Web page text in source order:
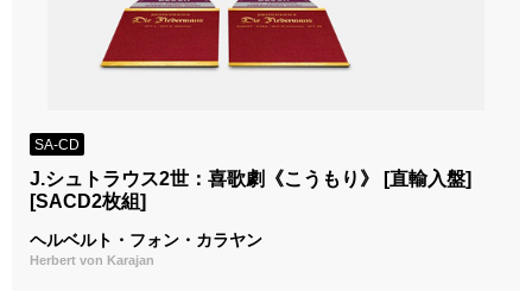
SA-CD
J.シュトラウス2世：喜歌劇《こうもり》 [直輸入盤]
[SACD2枚組]
ヘルベルト・フォン・カラヤン
Herbert von Karajan